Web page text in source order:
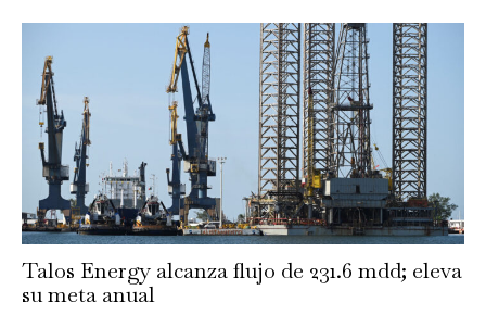
Talos Energy alcanza flujo de 231.6 mdd; eleva
su meta anual